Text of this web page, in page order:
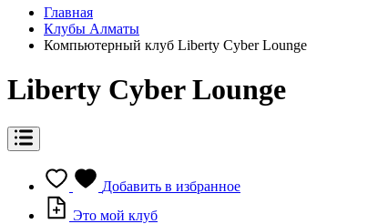
Главная
Клубы Алматы
Компьютерный клуб Liberty Cyber Lounge
Liberty Cyber Lounge
Добавить в избранное
Это мой клуб